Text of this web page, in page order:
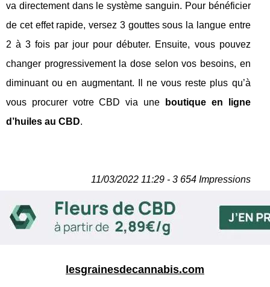
va directement dans le système sanguin. Pour bénéficier
de cet effet rapide, versez 3 gouttes sous la langue entre
2 à 3 fois par jour pour débuter. Ensuite, vous pouvez
changer progressivement la dose selon vos besoins, en
diminuant ou en augmentant. Il ne vous reste plus qu’à
vous procurer votre CBD via une
boutique en ligne
d’huiles au CBD.
11/03/2022 11:29 - 3 654 Impressions
lesgrainesdecannabis.com